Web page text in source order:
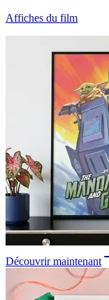
Affiches du film
Découvrir maintenant